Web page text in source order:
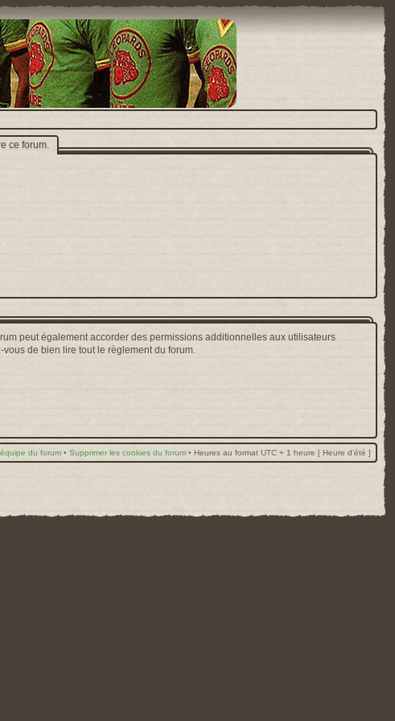
ce forum.
peut également accorder des permissions additionnelles aux utilisateurs
de bien lire tout le règlement du forum.
du forum • Supprimer les cookies du forum • Heures au format UTC + 1 heure [ Heure d’été ]